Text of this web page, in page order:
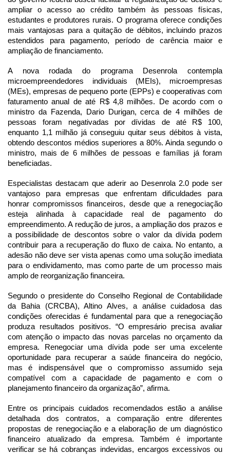
ampliar o acesso ao crédito também às pessoas físicas,
estudantes e produtores rurais. O programa oferece condições
mais vantajosas para a quitação de débitos, incluindo prazos
estendidos para pagamento, período de carência maior e
ampliação de financiamento.
A nova rodada do programa Desenrola contempla
microempreendedores individuais (MEIs), microempresas
(MEs), empresas de pequeno porte (EPPs) e cooperativas com
faturamento anual de até R$ 4,8 milhões. De acordo com o
ministro da Fazenda, Dario Durigan, cerca de 4 milhões de
pessoas foram negativadas por dívidas de até R$ 100,
enquanto 1,1 milhão já conseguiu quitar seus débitos à vista,
obtendo descontos médios superiores a 80%. Ainda segundo o
ministro, mais de 6 milhões de pessoas e famílias já foram
beneficiadas.
Especialistas destacam que aderir ao Desenrola 2.0 pode ser
vantajoso para empresas que enfrentam dificuldades para
honrar compromissos financeiros, desde que a renegociação
esteja alinhada à capacidade real de pagamento do
empreendimento. A redução de juros, a ampliação dos prazos e
a possibilidade de descontos sobre o valor da dívida podem
contribuir para a recuperação do fluxo de caixa. No entanto, a
adesão não deve ser vista apenas como uma solução imediata
para o endividamento, mas como parte de um processo mais
amplo de reorganização financeira.
Segundo o presidente do Conselho Regional de Contabilidade
da Bahia (CRCBA), Altino Alves, a análise cuidadosa das
condições oferecidas é fundamental para que a renegociação
produza resultados positivos. “O empresário precisa avaliar
com atenção o impacto das novas parcelas no orçamento da
empresa. Renegociar uma dívida pode ser uma excelente
oportunidade para recuperar a saúde financeira do negócio,
mas é indispensável que o compromisso assumido seja
compatível com a capacidade de pagamento e com o
planejamento financeiro da organização”, afirma.
Entre os principais cuidados recomendados estão a análise
detalhada dos contratos, a comparação entre diferentes
propostas de renegociação e a elaboração de um diagnóstico
financeiro atualizado da empresa. Também é importante
verificar se há cobranças indevidas, encargos excessivos ou